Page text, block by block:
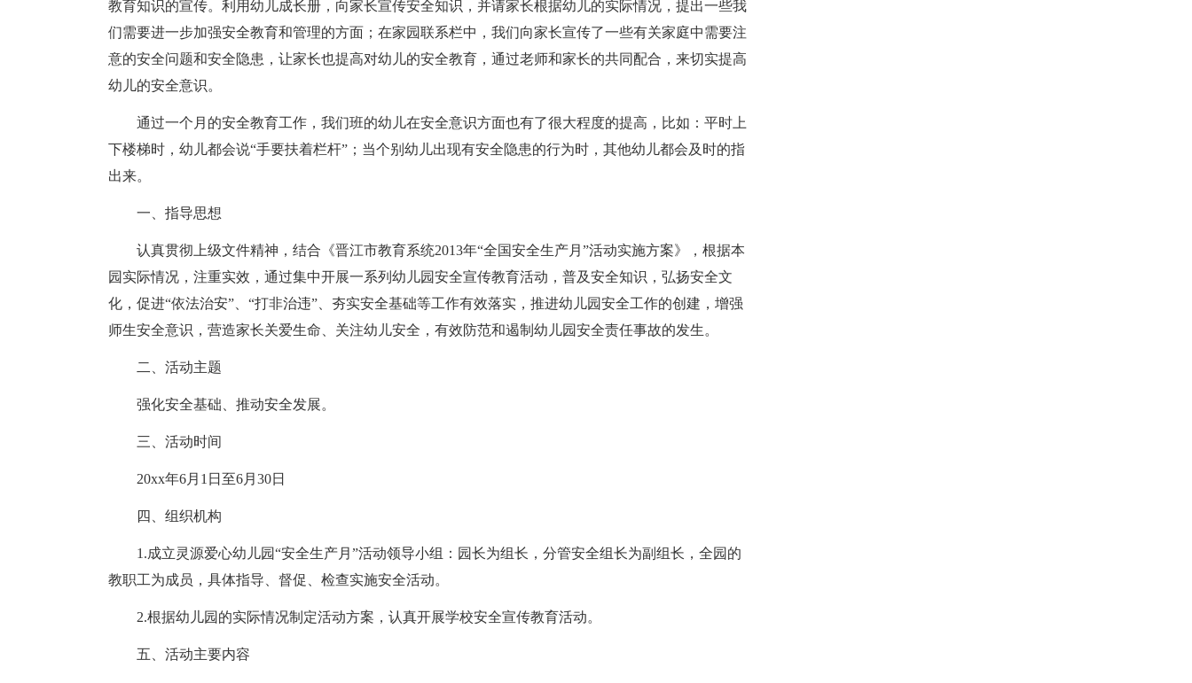
教育知识的宣传。利用幼儿成长册，向家长宣传安全知识，并请家长根据幼儿的实际情况，提出一些我
们需要进一步加强安全教育和管理的方面；在家园联系栏中，我们向家长宣传了一些有关家庭中需要注
意的安全问题和安全隐患，让家长也提高对幼儿的安全教育，通过老师和家长的共同配合，来切实提高
幼儿的安全意识。
通过一个月的安全教育工作，我们班的幼儿在安全意识方面也有了很大程度的提高，比如：平时上
下楼梯时，幼儿都会说“手要扶着栏杆”；当个别幼儿出现有安全隐患的行为时，其他幼儿都会及时的指
出来。
一、指导思想
认真贯彻上级文件精神，结合《晋江市教育系统2013年“全国安全生产月”活动实施方案》，根据本
园实际情况，注重实效，通过集中开展一系列幼儿园安全宣传教育活动，普及安全知识，弘扬安全文
化，促进“依法治安”、“打非治违”、夯实安全基础等工作有效落实，推进幼儿园安全工作的创建，增强
师生安全意识，营造家长关爱生命、关注幼儿安全，有效防范和遏制幼儿园安全责任事故的发生。
二、活动主题
强化安全基础、推动安全发展。
三、活动时间
20xx年6月1日至6月30日
四、组织机构
1.成立灵源爱心幼儿园“安全生产月”活动领导小组：园长为组长，分管安全组长为副组长，全园的
教职工为成员，具体指导、督促、检查实施安全活动。
2.根据幼儿园的实际情况制定活动方案，认真开展学校安全宣传教育活动。
五、活动主要内容